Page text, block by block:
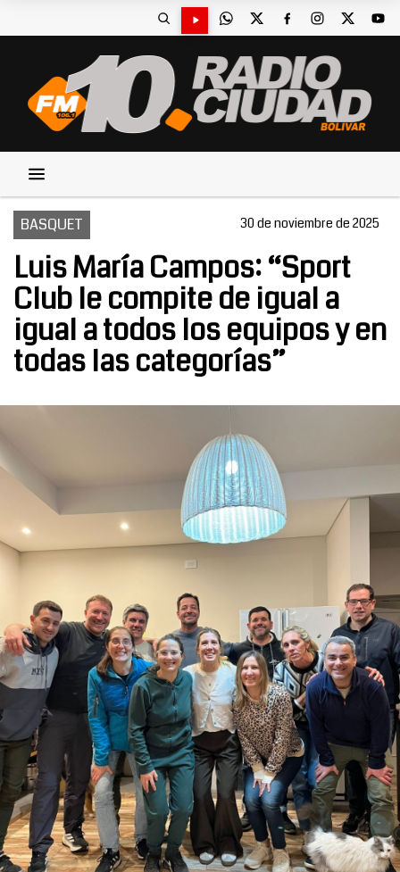
BASQUET 30 de noviembre de 2025
Luis María Campos: “Sport
Club le compite de igual a
igual a todos los equipos y en
todas las categorías”